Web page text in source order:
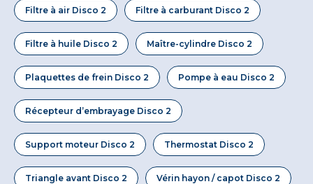
Filtre à air Disco 2 Filtre à carburant Disco 2
Filtre à huile Disco 2 Maître-cylindre Disco 2
Plaquettes de frein Disco 2 Pompe à eau Disco 2
Récepteur d’embrayage Disco 2
Support moteur Disco 2 Thermostat Disco 2
Triangle avant Disco 2 Vérin hayon / capot Disco 2